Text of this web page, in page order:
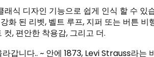
식 디자인 기능으로 쉽게 인식 할 수 있
화 된 리벳, 벨트 루프, 지퍼 또는 버튼 비
, 편안한 착용감, 그리고 더.
갑니다.. ~ 안에 1873, Levi Strauss라는